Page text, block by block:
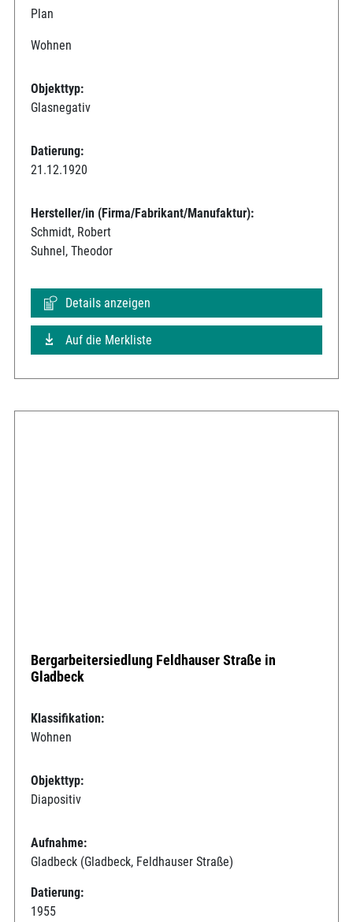
Plan
Wohnen
Objekttyp:
Glasnegativ
Datierung:
21.12.1920
Hersteller/in (Firma/Fabrikant/Manufaktur):
Schmidt, Robert
Suhnel, Theodor
Details anzeigen
Auf die Merkliste
Bergarbeitersiedlung Feldhauser Straße in
Gladbeck
Klassifikation:
Wohnen
Objekttyp:
Diapositiv
Aufnahme:
Gladbeck (Gladbeck, Feldhauser Straße)
Datierung:
1955